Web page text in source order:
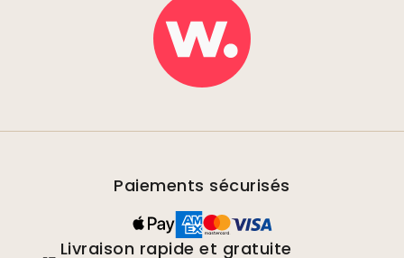
Paiements sécurisés
Livraison rapide et gratuite